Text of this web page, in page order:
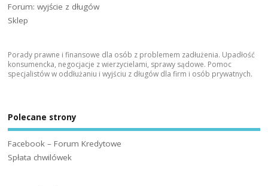
Forum: wyjście z długów
Sklep
Porady prawne i finansowe dla osób z problemem zadłużenia. Upadłość
konsumencka, negocjacje z wierzycielami, sprawy sądowe. Pomoc
specjalistów w oddłużaniu i wyjściu z długów dla firm i osób prywatnych.
Polecane strony
Facebook – Forum Kredytowe
Spłata chwilówek